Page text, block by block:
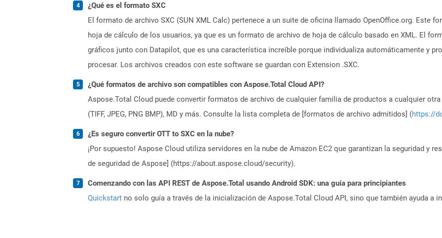
¿Qué es el formato SXC
El formato de archivo SXC (SUN XML Calc) pertenece a un suite de oficina llamado OpenOffice.org. Este
hoja de cálculo de los usuarios, ya que es un formato de archivo de hoja de cálculo basado en XML. El
gráficos junto con Datapilot, que es una característica increíble porque individualiza automáticamente y
procesar. Los archivos creados con este software se guardan con Extension .SXC.
¿Qué formatos de archivo son compatibles con Aspose.Total Cloud API?
Aspose.Total Cloud puede convertir formatos de archivo de cualquier familia de productos a cualquier otra
(TIFF, JPEG, PNG BMP), MD y más. Consulte la lista completa de [formatos de archivo admitidos] (https://
¿Es seguro convertir OTT to SXC en la nube?
¡Por supuesto! Aspose Cloud utiliza servidores en la nube de Amazon EC2 que garantizan la seguridad y
de seguridad de Aspose] (https://about.aspose.cloud/security).
Comenzando con las API REST de Aspose.Total usando Android SDK: una guía para principiantes
Quickstart no solo guía a través de la inicialización de Aspose.Total Cloud API, sino que también ayuda a